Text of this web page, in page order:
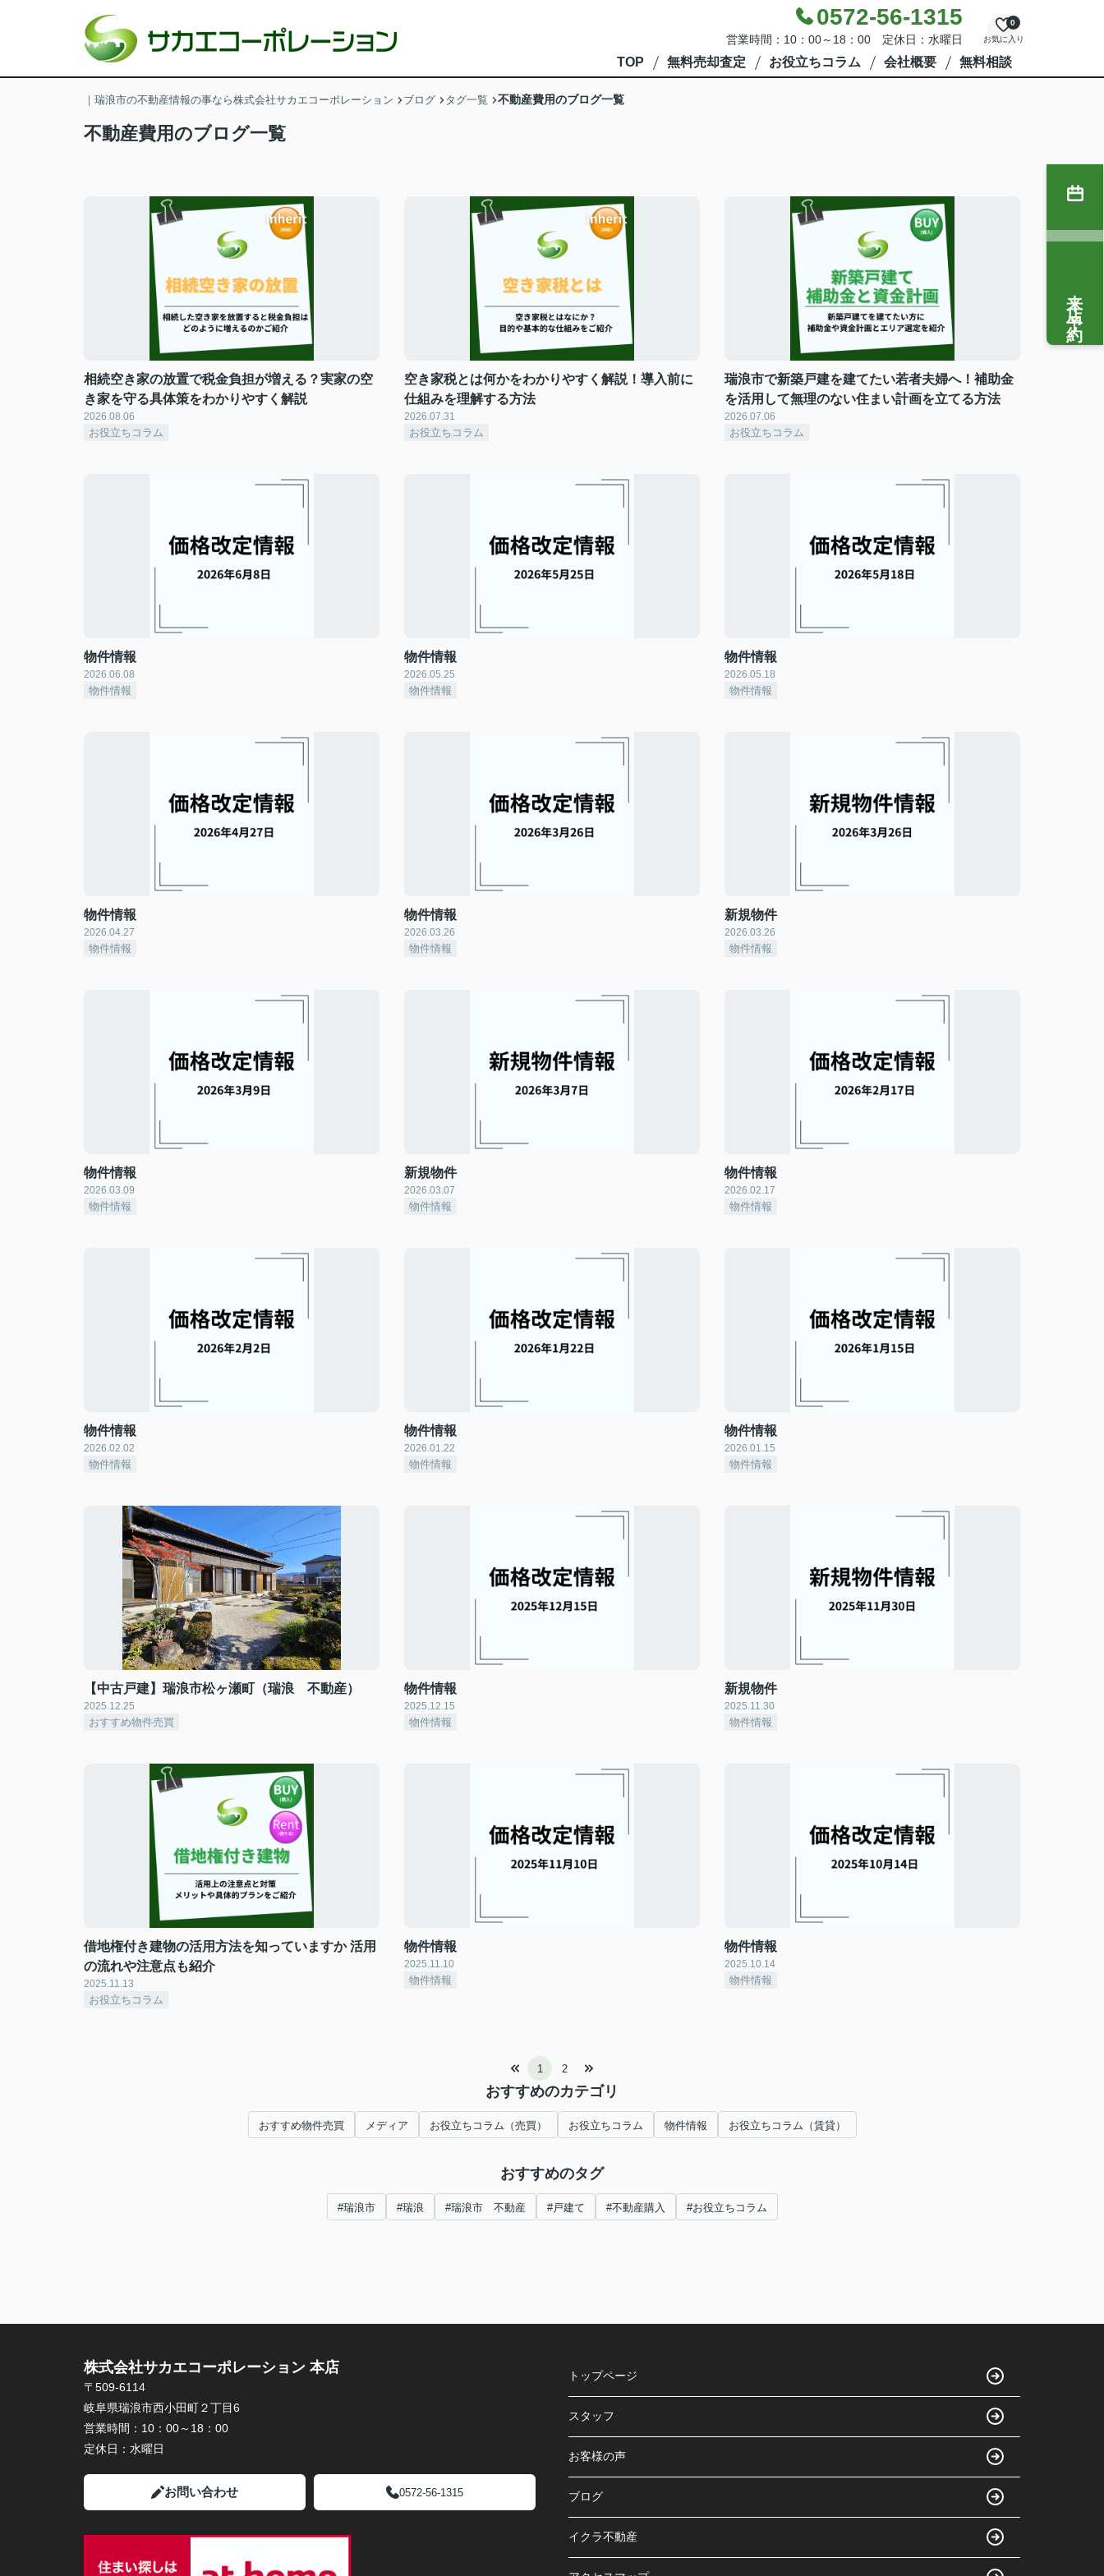
0572-56-1315
営業時間：10：00～18：00 定休日：水曜日 お気に入り
0
TOP 無料売却査定 お役立ちコラム 会社概要 無料相談
｜瑞浪市の不動産情報の事なら株式会社サカエコーポレーション ブログ タグ一覧 不動産費用のブログ一覧
不動産費用のブログ一覧
相続空き家の放置で税金負担が増える？実家の空
き家を守る具体策をわかりやすく解説
2026.08.06
お役立ちコラム
空き家税とは何かをわかりやすく解説！導入前に
仕組みを理解する方法
2026.07.31
お役立ちコラム
瑞浪市で新築戸建を建てたい若者夫婦へ！補助金
を活用して無理のない住まい計画を立てる方法
2026.07.06
お役立ちコラム
物件情報
2026.06.08
物件情報
物件情報
2026.05.25
物件情報
物件情報
2026.05.18
物件情報
物件情報
2026.04.27
物件情報
物件情報
2026.03.26
物件情報
新規物件
2026.03.26
物件情報
物件情報
2026.03.09
物件情報
新規物件
2026.03.07
物件情報
物件情報
2026.02.17
物件情報
物件情報
2026.02.02
物件情報
物件情報
2026.01.22
物件情報
物件情報
2026.01.15
物件情報
【中古戸建】瑞浪市松ヶ瀬町（瑞浪 不動産）
2025.12.25
おすすめ物件売買
物件情報
2025.12.15
物件情報
新規物件
2025.11.30
物件情報
借地権付き建物の活用方法を知っていますか 活用
の流れや注意点も紹介
2025.11.13
お役立ちコラム
物件情報
2025.11.10
物件情報
物件情報
2025.10.14
物件情報
1 2
おすすめのカテゴリ
おすすめ物件売買 メディア お役立ちコラム（売買） お役立ちコラム 物件情報 お役立ちコラム（賃貸）
おすすめのタグ
#瑞浪市 #瑞浪 #瑞浪市 不動産 #戸建て #不動産購入 #お役立ちコラム
来店予約
株式会社サカエコーポレーション 本店
〒509-6114
岐阜県瑞浪市西小田町２丁目6
営業時間： 10：00～18：00
定休日： 水曜日
お問い合わせ 0572-56-1315
トップページ
スタッフ
お客様の声
ブログ
イクラ不動産